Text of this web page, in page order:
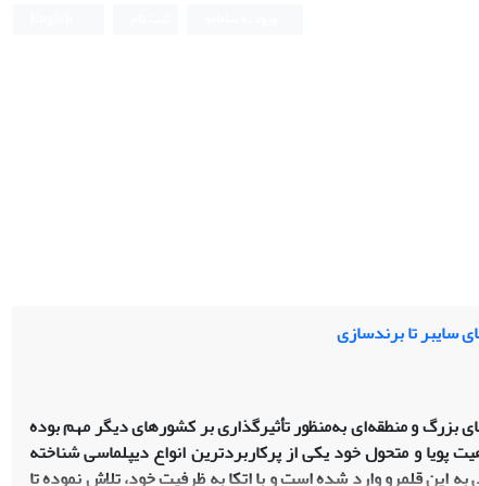
سایبر تا برندسازی
بزرگ و منطقه‌ای به‌منظور تأثیرگذاری بر کشورهای دیگر مهم بوده
و متحول خود یکی از پرکاربردترین انواع دیپلماسی شناخته
این قلمرو واردشده است و با اتکا به ظرفیت خود، تلاش نموده تا